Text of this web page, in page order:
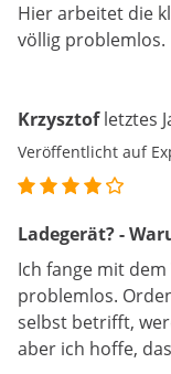
Hier arbeitet die
völlig problemlos.
Krzysztof letztes
Veröffentlicht auf
Ladegerät? -
Ich fange mit
problemlos.
selbst betrifft,
aber ich hoffe,